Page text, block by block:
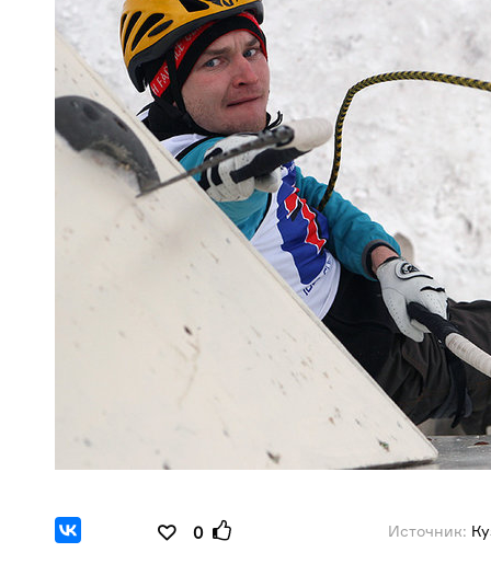
0 Источник: